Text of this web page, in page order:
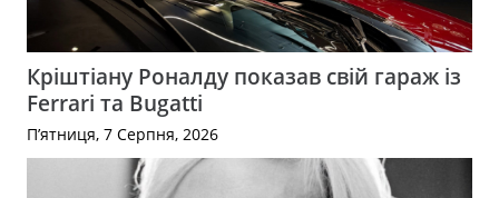
Кріштіану Роналду показав свій гараж із
Ferrari та Bugatti
П’ятниця, 7 Серпня, 2026